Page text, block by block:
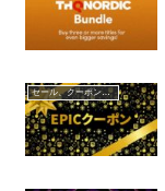
セール、クーポン、ポイント